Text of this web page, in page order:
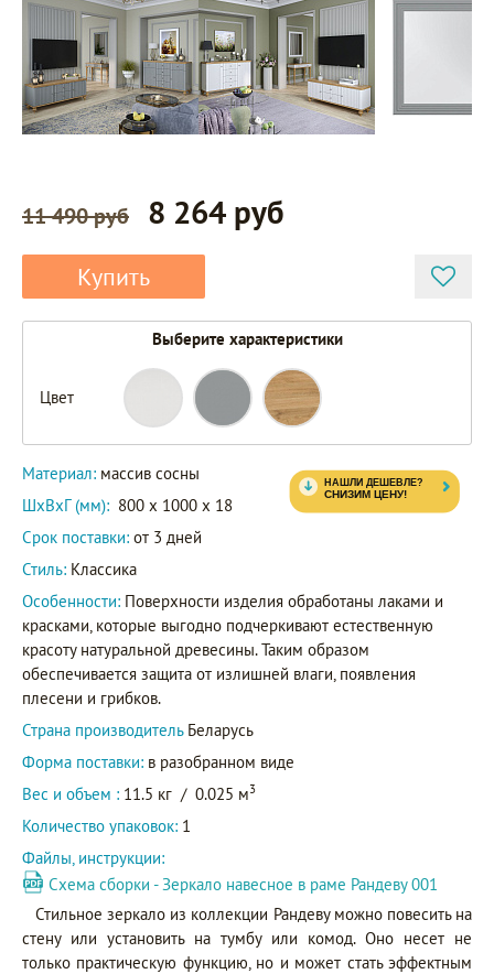
11 490 руб 8 264 руб
Купить
Выберите характеристики
Цвет
Материал: массив сосны
ШxВxГ (мм): 800 x 1000 x 18
Срок поставки: от 3 дней
Стиль: Классика
Особенности: Поверхности изделия обработаны лаками и
красками, которые выгодно подчеркивают естественную
красоту натуральной древесины. Таким образом
обеспечивается защита от излишней влаги, появления
плесени и грибков.
Страна производитель Беларусь
Форма поставки: в разобранном виде
Вес и объем : 11.5 кг / 0.025 м3
Количество упаковок: 1
Файлы, инструкции:
Схема сборки - Зеркало навесное в раме Рандеву 001
Стильное зеркало из коллекции Рандеву можно повесить на
стену или установить на тумбу или комод. Оно несет не
только практическую функцию, но и может стать эффектным